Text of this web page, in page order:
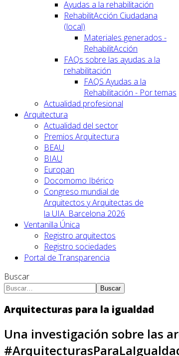
Ayudas a la rehabilitación
RehabilitAcción Ciudadana
(local)
Materiales generados -
RehabilitAcción
FAQs sobre las ayudas a la
rehabilitación
FAQS Ayudas a la
Rehabilitación - Por temas
Actualidad profesional
Arquitectura
Actualidad del sector
Premios Arquitectura
BEAU
BIAU
Europan
Docomomo Ibérico
Congreso mundial de
Arquitectos y Arquitectas de
la UIA. Barcelona 2026
Ventanilla Única
Registro arquitectos
Registro sociedades
Portal de Transparencia
Buscar
Buscar
Arquitecturas para la igualdad
Una investigación sobre las